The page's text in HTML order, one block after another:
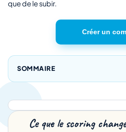
que de le subir.
Créer un
SOMMAIRE
Ce que le scoring